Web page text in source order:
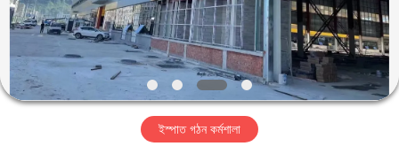
ভিডিও
ভিআর
শো
ইস্পাত গঠন কর্মশালা